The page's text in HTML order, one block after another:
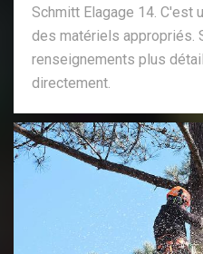
Schmitt Elagage 14. C'est
des matériels appropriés.
renseignements plus
directement.